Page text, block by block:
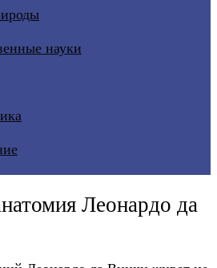
науки
Леонардо да